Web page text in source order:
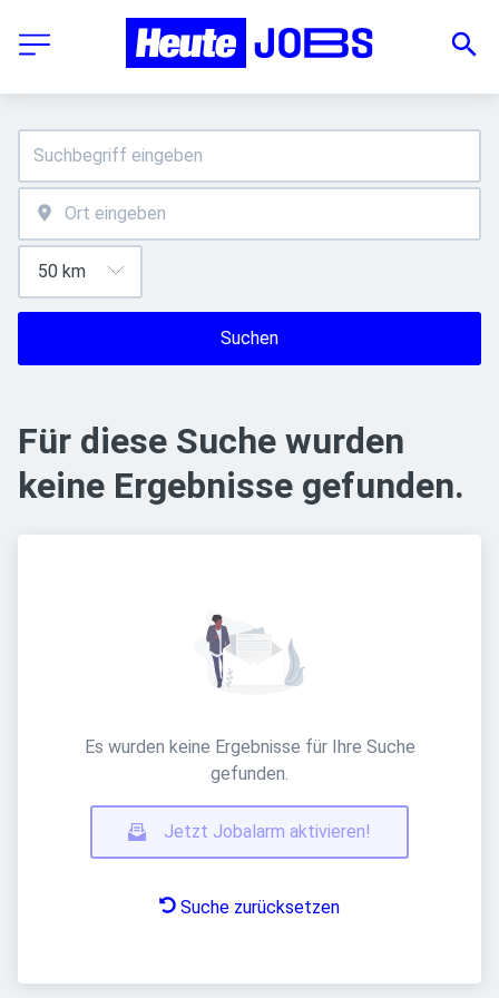
Suchen
Für diese Suche wurden
keine Ergebnisse gefunden.
Es wurden keine Ergebnisse für Ihre Suche
gefunden.
Jetzt Jobalarm aktivieren!
Suche zurücksetzen